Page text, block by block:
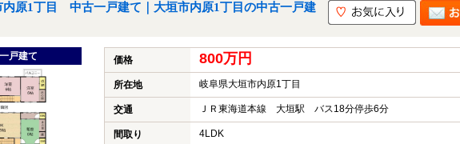
内原1丁目 中古一戸建て｜大垣市内原1丁目の中古一戸建
戸建て 価格 800万円
所在地 岐阜県大垣市内原1丁目
交通 ＪＲ東海道本線 大垣駅 バス18分停歩6分
間取り 4LDK